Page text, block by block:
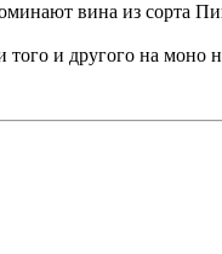
вина из сорта
и другого на моно